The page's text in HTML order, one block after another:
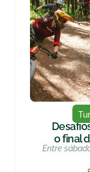
o final
Entre